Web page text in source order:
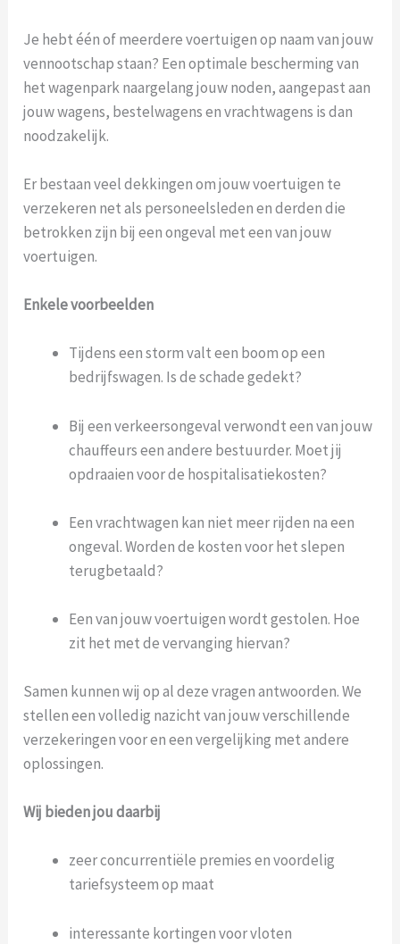
Je hebt één of meerdere voertuigen op naam van jouw
vennootschap staan? Een optimale bescherming van
het wagenpark naargelang jouw noden, aangepast aan
jouw wagens, bestelwagens en vrachtwagens is dan
noodzakelijk.
Er bestaan veel dekkingen om jouw voertuigen te
verzekeren net als personeelsleden en derden die
betrokken zijn bij een ongeval met een van jouw
voertuigen.
Enkele voorbeelden
Tijdens een storm valt een boom op een
bedrijfswagen. Is de schade gedekt?
Bij een verkeersongeval verwondt een van jouw
chauffeurs een andere bestuurder. Moet jij
opdraaien voor de hospitalisatiekosten?
Een vrachtwagen kan niet meer rijden na een
ongeval. Worden de kosten voor het slepen
terugbetaald?
Een van jouw voertuigen wordt gestolen. Hoe
zit het met de vervanging hiervan?
Samen kunnen wij op al deze vragen antwoorden. We
stellen een volledig nazicht van jouw verschillende
verzekeringen voor en een vergelijking met andere
oplossingen.
Wij bieden jou daarbij
zeer concurrentiële premies en voordelig
tariefsysteem op maat
interessante kortingen voor vloten